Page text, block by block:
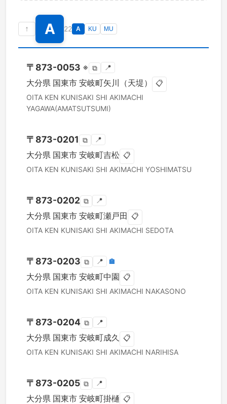
↑ A 22 A KU MU
〒 873-0053 ※ ⧉ 📍
大分県 国東市 安岐町矢川（天堤） 📋
OITA KEN KUNISAKI SHI AKIMACHI
YAGAWA(AMATSUTSUMI)
〒 873-0201 ⧉ 📍
大分県 国東市 安岐町吉松 📋
OITA KEN KUNISAKI SHI AKIMACHI YOSHIMATSU
〒 873-0202 ⧉ 📍
大分県 国東市 安岐町瀬戸田 📋
OITA KEN KUNISAKI SHI AKIMACHI SEDOTA
〒 873-0203 ⧉ 📍 🏣
大分県 国東市 安岐町中園 📋
OITA KEN KUNISAKI SHI AKIMACHI NAKASONO
〒 873-0204 ⧉ 📍
大分県 国東市 安岐町成久 📋
OITA KEN KUNISAKI SHI AKIMACHI NARIHISA
〒 873-0205 ⧉ 📍
大分県 国東市 安岐町掛樋 📋